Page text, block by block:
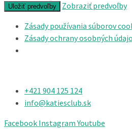
Uložiť predvoľby
Zobraziť predvoľby
Zásady používania súborov
Zásady ochrany osobných
+421 904 125 124​
info@katiesclub.sk
Facebook Instagram Youtube